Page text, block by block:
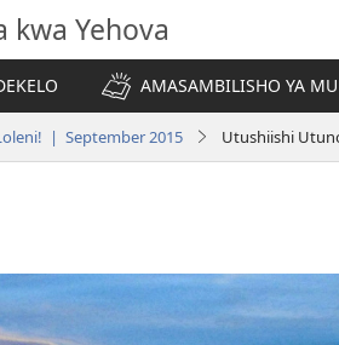
kwa Yehova
AMASAMBILISHO YA
| September 2015 Utushiishi